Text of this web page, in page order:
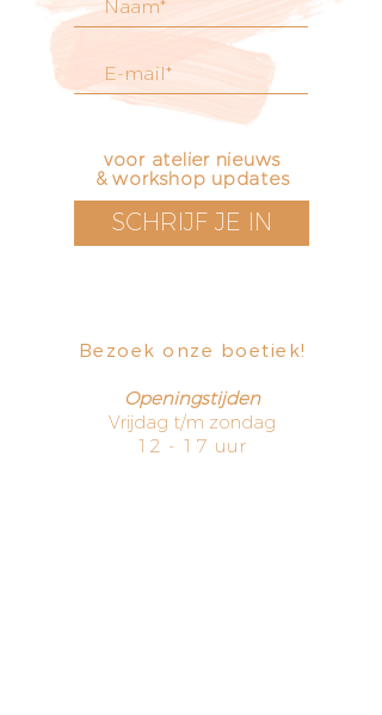
voor atelier nieuws
& workshop updates
SCHRIJF JE IN
Bezoek onze boetiek​!
Openingstijden
Vrijdag t/m zondag
12 - 17 uur